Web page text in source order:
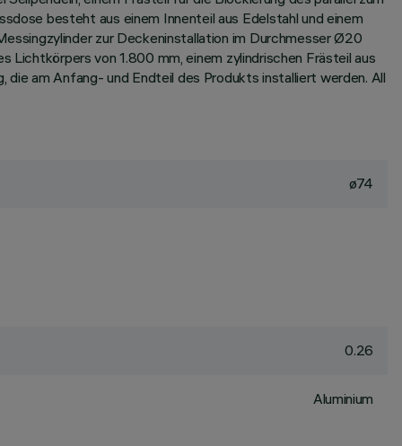
besteht aus einem Innenteil aus Edelstahl und einem
zur Deckeninstallation im Durchmesser Ø20
Lichtkörpers von 1.800 mm, einem zylindrischen Frästeil aus
am Anfang- und Endteil des Produkts installiert werden. All
ø74
0.26
Aluminium